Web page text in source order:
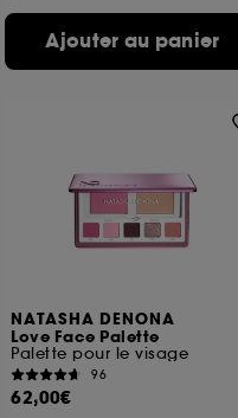
Ajouter au panier
NATASHA DENONA
Love Face Palette
Palette pour le visage
96
62,00€